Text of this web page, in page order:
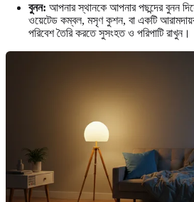
বুনন: আপনার স্থানকে আপনার পছন্দের বুনন
ওয়েটেড কম্বল, মসৃণ কুশন, বা একটি
পরিবেশ তৈরি করতে সুসংহত ও পরিপাটি রাখুন।